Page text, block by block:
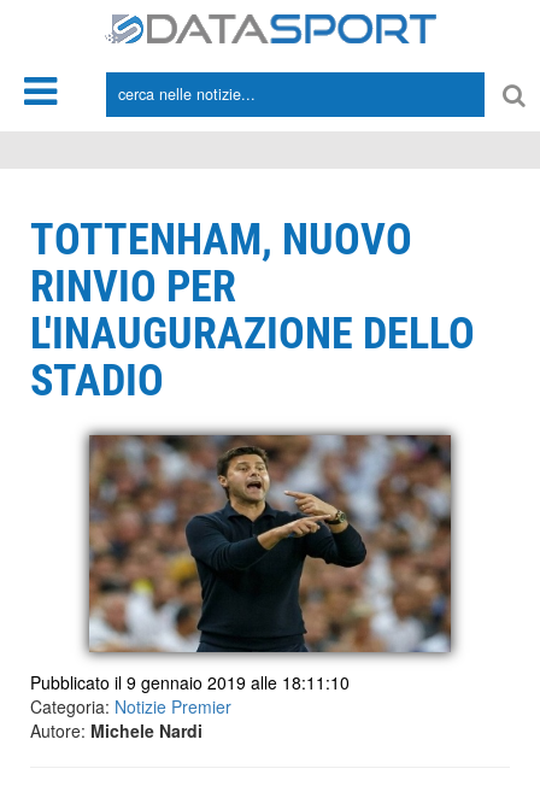
TOTTENHAM, NUOVO
RINVIO PER
L'INAUGURAZIONE DELLO
STADIO
Pubblicato il 9 gennaio 2019 alle 18:11:10
Categoria: Notizie Premier
Autore: Michele Nardi